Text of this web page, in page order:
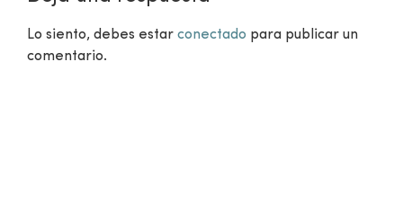
Lo siento, debes estar conectado para publicar un
comentario.